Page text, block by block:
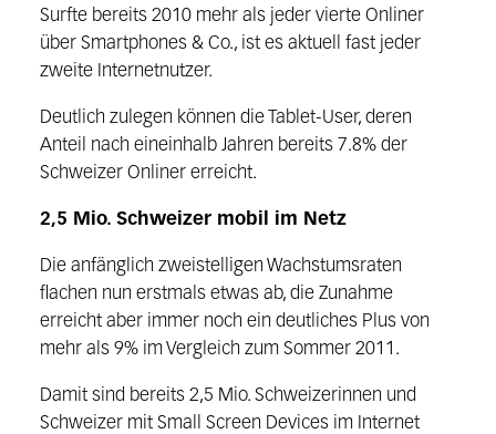
Surfte bereits 2010 mehr als jeder vierte Onliner
über Smartphones & Co., ist es aktuell fast jeder
zweite Internetnutzer.
Deutlich zulegen können die Tablet-User, deren
Anteil nach eineinhalb Jahren bereits 7.8% der
Schweizer Onliner erreicht.
2,5 Mio. Schweizer mobil im Netz
Die anfänglich zweistelligen Wachstumsraten
flachen nun erstmals etwas ab, die Zunahme
erreicht aber immer noch ein deutliches Plus von
mehr als 9% im Vergleich zum Sommer 2011.
Damit sind bereits 2,5 Mio. Schweizerinnen und
Schweizer mit Small Screen Devices im Internet